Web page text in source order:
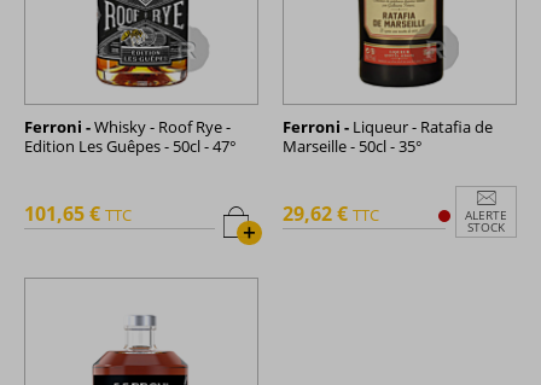
Ferroni -Whisky - Roof Rye -
Edition Les Guêpes - 50cl - 47°
+
101,65 € TTC
Ferroni - Liqueur - Ratafia de
Marseille - 50cl - 35°
ALERTE
STOCK
29,62 € TTC